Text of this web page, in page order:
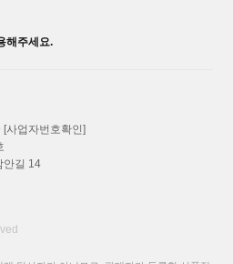
해주세요.
[사업자번호확인]
안길 14